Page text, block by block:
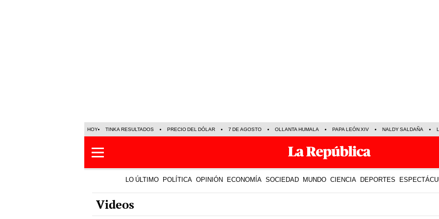
HOY TINKA RESULTADOS PRECIO DEL DÓLAR 7 DE AGOSTO OLLANTA HUMALA PAPA LEÓN XIV NALDY SALDAÑA
LO ÚLTIMO POLÍTICA OPINIÓN ECONOMÍA SOCIEDAD MUNDO CIENCIA DEPORTES
Videos